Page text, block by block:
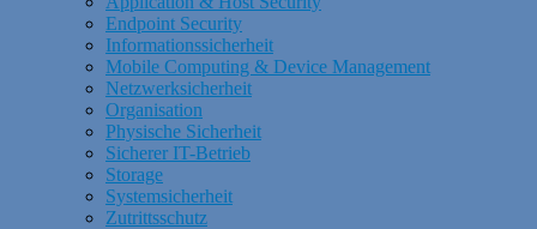
Endpoint Security
Informationssicherheit
Mobile Computing & Device Management
Netzwerksicherheit
Organisation
Physische Sicherheit
Sicherer IT-Betrieb
Storage
Systemsicherheit
Zutrittsschutz